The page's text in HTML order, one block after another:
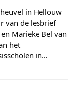
in Hellouw
van de lesbrief
Marieke Bel van
het
in…